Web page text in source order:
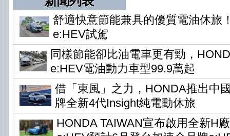
舒適快意節能兼具的優質電油休旅
e:HEV試駕
同樣節能卻比油電車更有勁，
e:HEV電油動力車型99.9萬起
借「東風」之力，HONDA推出中
牌全新4代Insight純電動休旅
HONDA TAIWAN宣布啟用全新H